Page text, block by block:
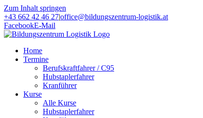
Zum Inhalt springen
+43 662 42 46 27|office@bildungszentrum-logistik.at
FacebookE-Mail
Home
Termine
Berufskraftfahrer / C95
Hubstaplerfahrer
Kranführer
Kurse
Alle Kurse
Hubstaplerfahrer